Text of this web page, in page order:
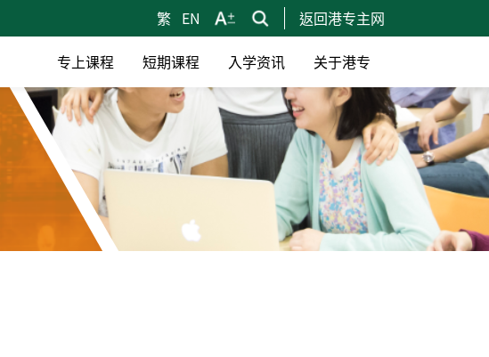
繁 EN 返回港专主网
专上课程 短期课程 入学资讯 关于港专